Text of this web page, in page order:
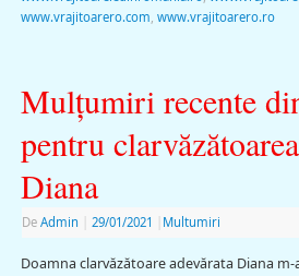
www.vrajitoarero.com, www.vrajitoarero.ro
Mulţumiri recente
pentru
Diana
De Admin 29/01/2021 Multumiri
Doamna clarvăzătoare adevărata Diana